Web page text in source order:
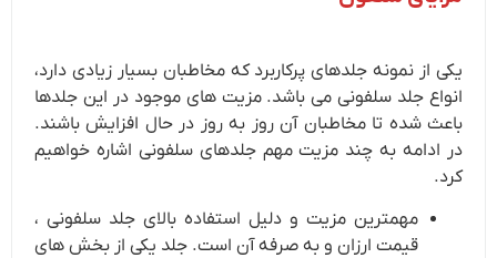
یکی از نمونه جلدهای پرکاربرد که مخاطبان بسیار زیادی دارد،
انواع جلد سلفونی می باشد. مزیت های موجود در این جلدها
باعث شده تا مخاطبان آن روز به روز در حال افزایش باشند.
در ادامه به چند مزیت مهم جلدهای سلفونی اشاره خواهیم
کرد.
مهمترین مزیت و دلیل استفاده بالای جلد سلفونی ،
قیمت ارزان و به صرفه آن است. جلد یکی از بخش های